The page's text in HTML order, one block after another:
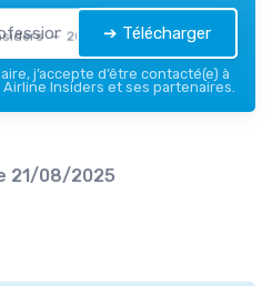
— 2026 ➔ Télécharger
j’accepte d’être contacté(e) à
Insiders et ses partenaires.
21/08/2025